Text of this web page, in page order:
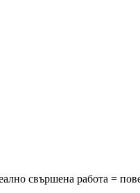
свършена работа =